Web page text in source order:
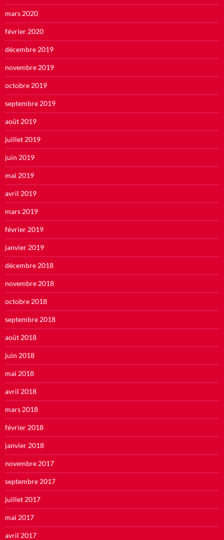
mars 2020
février 2020
décembre 2019
novembre 2019
octobre 2019
septembre 2019
août 2019
juillet 2019
juin 2019
mai 2019
avril 2019
mars 2019
février 2019
janvier 2019
décembre 2018
novembre 2018
octobre 2018
septembre 2018
août 2018
juin 2018
mai 2018
avril 2018
mars 2018
février 2018
janvier 2018
novembre 2017
septembre 2017
juillet 2017
mai 2017
avril 2017